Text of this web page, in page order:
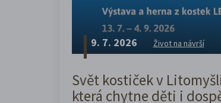
9. 7. 2026 Život na návrší
Svět kostiček v
která chytne děti i